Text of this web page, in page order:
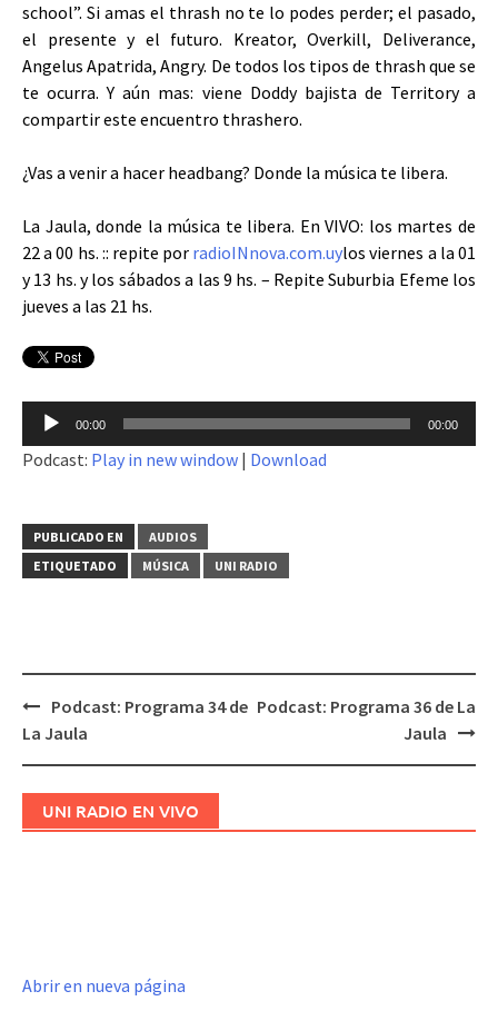
school”. Si amas el thrash no te lo podes perder; el pasado,
el presente y el futuro. Kreator, Overkill, Deliverance,
Angelus Apatrida, Angry. De todos los tipos de thrash que se
te ocurra. Y aún mas: viene Doddy bajista de Territory a
compartir este encuentro thrashero.
¿Vas a venir a hacer headbang? Donde la música te libera.
La Jaula, donde la música te libera. En VIVO: los martes de
22 a 00 hs. :: repite por radioINnova.com.uylos viernes a la 01
y 13 hs. y los sábados a las 9 hs. – Repite Suburbia Efeme los
jueves a las 21 hs.
Reproductor
de
audio
00:00 00:00
Podcast: Play in new window | Download
PUBLICADO EN
AUDIOS
ETIQUETADO
MÚSICA UNI RADIO
Navegación
Podcast: Programa 34 de
La Jaula
Podcast: Programa 36 de La
Jaula
UNI RADIO EN VIVO
Abrir en nueva página